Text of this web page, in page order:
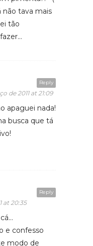
não tava mais
tão
Reply
de 2011 at 21:09
apaguei nada!
busca que tá
Reply
at 20:35
e confesso
modo de